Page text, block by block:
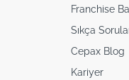
Franchise
Sıkça
Cepax Blog
Kariyer